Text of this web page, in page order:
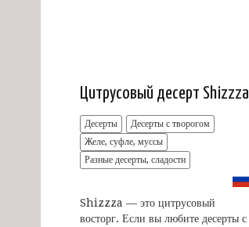
Цитрусовый десерт Shizzza
Десерты
Десерты с творогом
Желе, суфле, муссы
Разные десерты, сладости
Shizzza — это цитрусовый
восторг. Если вы любите десерты с